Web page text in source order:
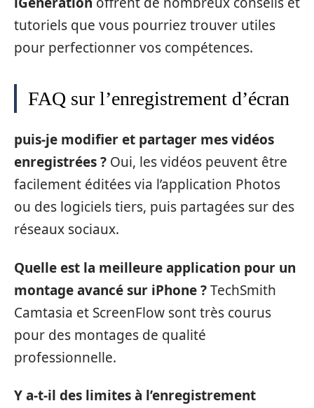
tutoriels que vous pourriez trouver utiles
pour perfectionner vos compétences.
FAQ sur l’enregistrement d’écran
puis-je modifier et partager mes vidéos
enregistrées ? Oui, les vidéos peuvent être
facilement éditées via l’application Photos
ou des logiciels tiers, puis partagées sur des
réseaux sociaux.
Quelle est la meilleure application pour un
montage avancé sur iPhone ?TechSmith
Camtasia et ScreenFlow sont très courus
pour des montages de qualité
professionnelle.
Y a-t-il des limites à l’enregistrement